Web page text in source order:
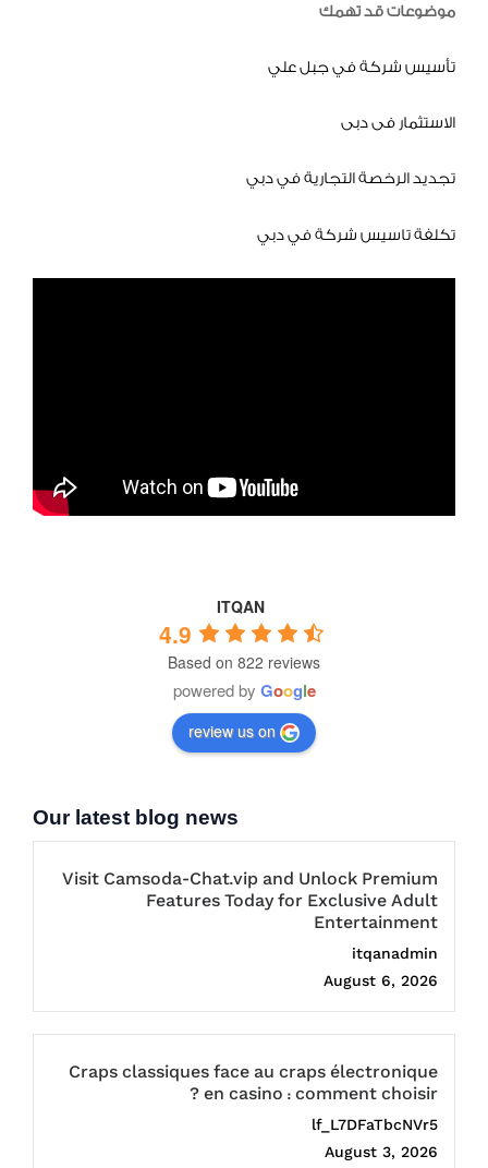
موضوعات قد تهمك
تأسيس شركة في جبل علي
الاستثمار فى دبى
تجديد الرخصة التجارية في دبي
تكلفة تاسيس شركة في دبي
ITQAN
4.9
Based on 822 reviews
powered by Google
review us on
Our latest blog news
Visit Camsoda-Chat.vip and Unlock Premium
Features Today for Exclusive Adult
Entertainment
itqanadmin
August 6, 2026
Craps classiques face au craps électronique
en casino : comment choisir ?
lf_L7DFaTbcNVr5
August 3, 2026